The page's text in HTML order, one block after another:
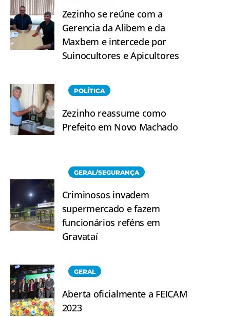
Zezinho se reúne com a
Gerencia da Alibem e da
Maxbem e intercede por
Suinocultores e Apicultores
POLÍTICA
Zezinho reassume como
Prefeito em Novo Machado
GERAL/SEGURANÇA
Criminosos invadem
supermercado e fazem
funcionários reféns em
Gravataí
GERAL
Aberta oficialmente a FEICAM
2023